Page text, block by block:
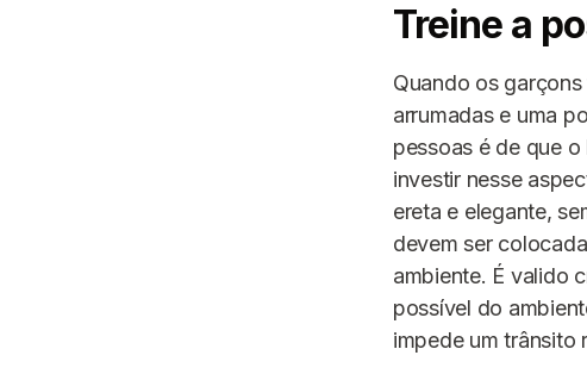
Treine a
Quando os
arrumadas e uma
pessoas é de que
investir nesse
ereta e elegante,
devem ser
ambiente. É valido
possível do
impede um trânsito